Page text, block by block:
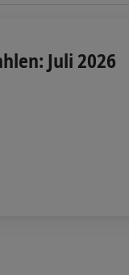
Juli 2026